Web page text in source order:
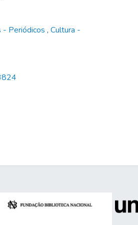
- Periódicos , Cultura -